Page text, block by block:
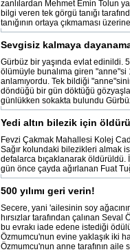
zanlılardan Mehmet Emin Tolun
bilgi veren tek görgü tanığı
tanığının ortaya çıkmaması
Sevgisiz kalmaya
Gürbüz bir yaşında evlat edinildi.
ölümüyle bunalıma giren
anlamıyordu. Tek bildiği
döndüğü bir gün döktüğü
günlükken sokakta bulundu
Yedi altın bilezik için
Fevzi Çakmak Mahallesi Kolej
Sağır kolundaki bilezikleri almak
defalarca bıçaklanarak öldürüldü.
gün önce çayda ağırlanan Fuat
500 yılımı geri verin!
Secere, yani 'ailesinin soy
hırsızlar tarafından çalınan
bu evrakı iade edene istediği
Özmumcu'nun evine yaklaşık iki
Özmumcu'nun anne tarafının aile